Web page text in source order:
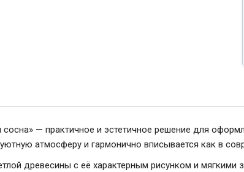
— практичное и эстетичное решение для
атмосферу и гармонично вписывается как в
древесины с её характерным рисунком и мягкими